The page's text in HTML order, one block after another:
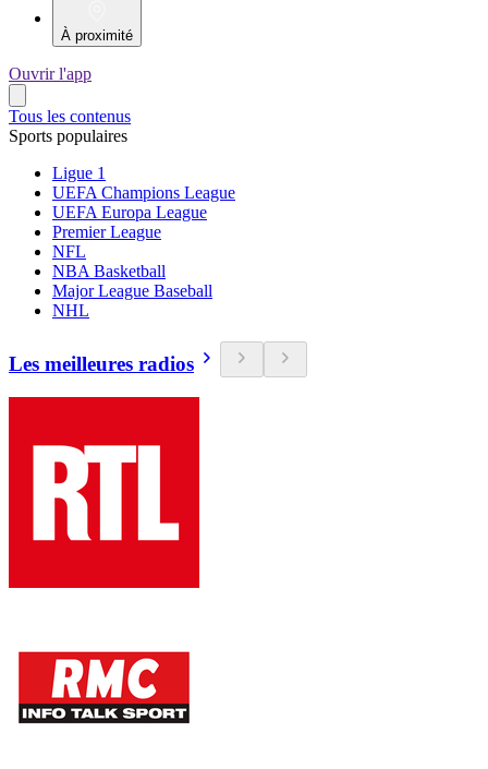
À proximité
Ouvrir l'app
Tous les contenus
Sports populaires
Ligue 1
UEFA Champions League
UEFA Europa League
Premier League
NFL
NBA Basketball
Major League Baseball
NHL
Les meilleures radios